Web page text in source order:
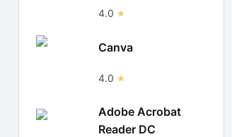
4.0
Canva
4.0
Adobe Acrobat
Reader DC